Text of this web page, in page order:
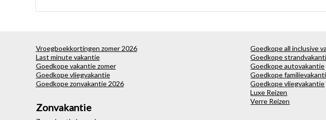
Vroegboekkortingen zomer 2026
Last minute vakantie
Goedkope vakantie zomer
Goedkope vliegvakantie
Goedkope zonvakantie 2026
Zonvakantie
Goedkope all inclusive
Goedkope
Goedkope autovakantie
Goedkope
Goedkope vliegvakantie
Luxe Reizen
Verre Reizen